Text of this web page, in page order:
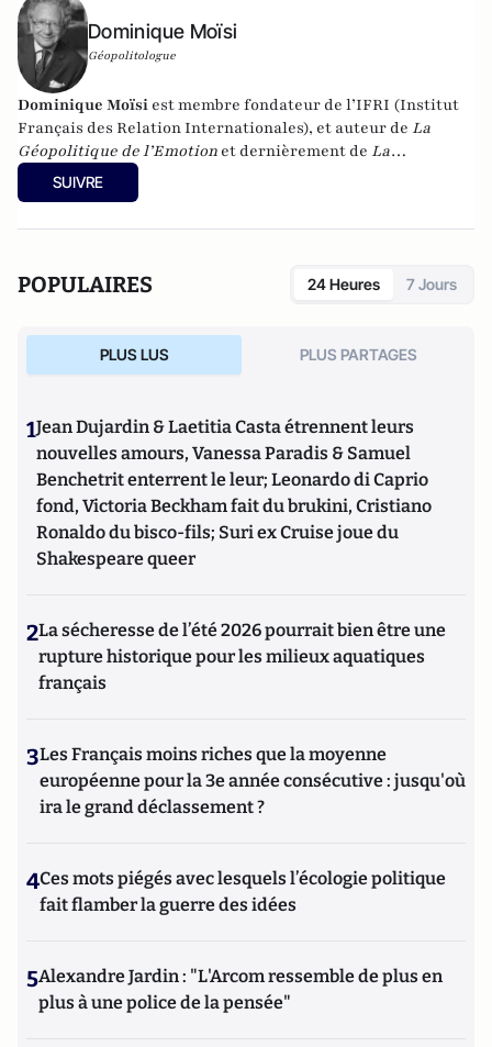
Dominique Moïsi
Géopolitologue
Dominique Moïsi est membre fondateur de l’IFRI (Institut
Français des Relation Internationales), et auteur de La
Géopolitique de l’Emotion et dernièrement de La
Géopolitique des Séries ou le triomphe de la peur
SUIVRE
POPULAIRES 24 Heures 7 Jours
PLUS LUS PLUS PARTAGES
1Jean Dujardin & Laetitia Casta étrennent leurs
nouvelles amours, Vanessa Paradis & Samuel
Benchetrit enterrent le leur; Leonardo di Caprio
fond, Victoria Beckham fait du brukini, Cristiano
Ronaldo du bisco-fils; Suri ex Cruise joue du
Shakespeare queer
2La sécheresse de l’été 2026 pourrait bien être une
rupture historique pour les milieux aquatiques
français
3Les Français moins riches que la moyenne
européenne pour la 3e année consécutive : jusqu'où
ira le grand déclassement ?
4Ces mots piégés avec lesquels l’écologie politique
fait flamber la guerre des idées
5Alexandre Jardin : "L'Arcom ressemble de plus en
plus à une police de la pensée"